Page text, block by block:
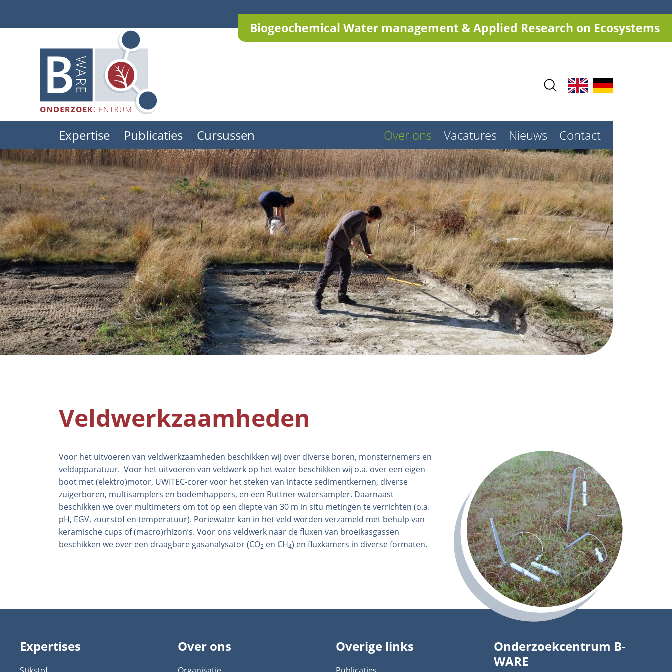
Biogeochemical Water management & Applied Research on Ecosystems
menu
Expertise Publicaties Cursussen Contact
Nieuws
Vacatures
Over ons
Veldwerkzaamheden
Voor het uitvoeren van veldwerkzaamheden beschikken wij over diverse boren, monsternemers en
veldapparatuur. Voor het uitvoeren van veldwerk op het water beschikken wij o.a. over een eigen
boot met (elektro)motor, UWITEC-corer voor het steken van intacte sedimentkernen, diverse
zuigerboren, multisamplers en bodemhappers, en een Ruttner watersampler. Daarnaast
beschikken we over multimeters om tot op een diepte van 30 m in situ metingen te verrichten (o.a.
pH, EGV, zuurstof en temperatuur). Poriewater kan in het veld worden verzameld met behulp van
keramische cups of (macro)rhizon’s. Voor ons veldwerk naar de fluxen van broeikasgassen
beschikken we over een draagbare gasanalysator (CO2 en CH4) en fluxkamers in diverse formaten.
Expertises Over ons Overige links
Onderzoekcentrum B-
WARE